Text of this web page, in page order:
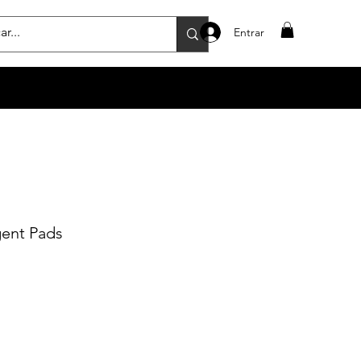
Entrar
Pads